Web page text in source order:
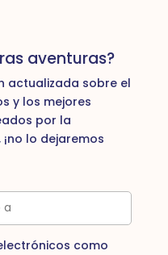
aventuras?
actualizada sobre el
y los mejores
por la
lo dejaremos
como